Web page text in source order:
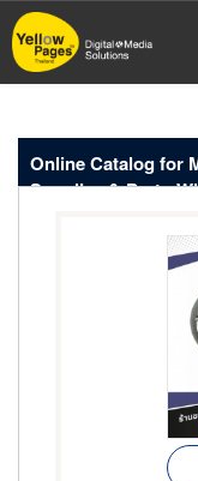
Skip
to
main
Online Catalog for
Supplies & Parts-